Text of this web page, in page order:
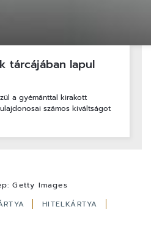
tárcájában lapul
a gyémánttal kirakott
számos kiváltságot
Getty Images
HITELKÁRTYA